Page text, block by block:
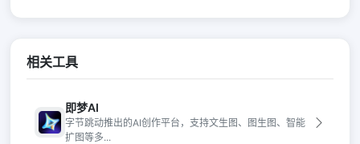
相关工具
即梦AI
字节跳动推出的AI创作平台，支持文生图、图生图、智能
扩图等多...